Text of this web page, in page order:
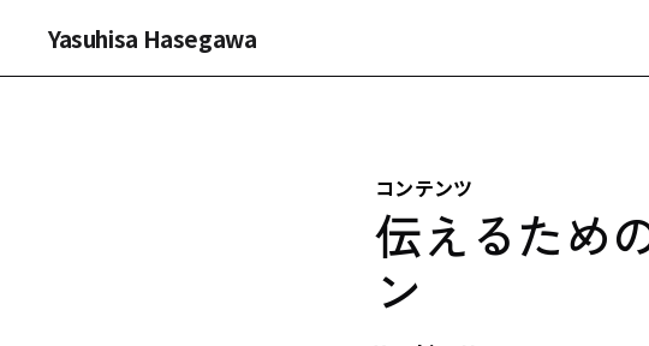
Yasuhisa Hasegawa
コンテンツ
伝えるため
ン